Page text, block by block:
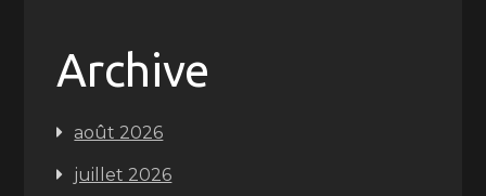
Archive
août 2026
juillet 2026